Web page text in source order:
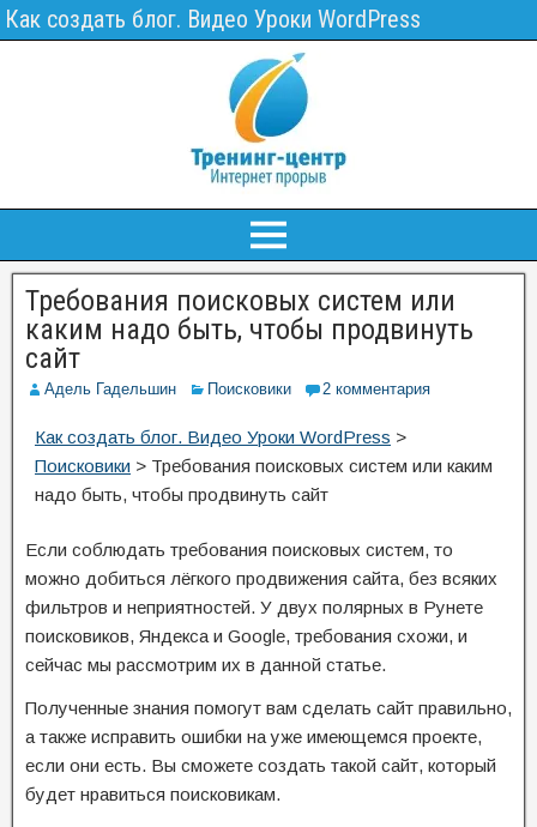
Как создать блог. Видео Уроки WordPress
Требования поисковых систем или
каким надо быть, чтобы продвинуть
сайт
Адель Гадельшин Поисковики 2 комментария
Как создать блог. Видео Уроки WordPress >
Поисковики > Требования поисковых систем или каким
надо быть, чтобы продвинуть сайт
Если соблюдать требования поисковых систем, то
можно добиться лёгкого продвижения сайта, без всяких
фильтров и неприятностей. У двух полярных в Рунете
поисковиков, Яндекса и Google, требования схожи, и
сейчас мы рассмотрим их в данной статье.
Полученные знания помогут вам сделать сайт правильно,
а также исправить ошибки на уже имеющемся проекте,
если они есть. Вы сможете создать такой сайт, который
будет нравиться поисковикам.